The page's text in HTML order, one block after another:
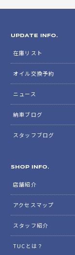
UPDATE INFO.
在庫リスト
オイル交換予約
ニュース
納車ブログ
スタッフブログ
SHOP INFO.
店舗紹介
アクセスマップ
スタッフ紹介
TUCとは？